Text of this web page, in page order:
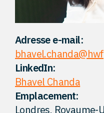
Adresse e-mail:
LinkedIn:
Bhavel Chanda
Emplacement:
Londres, Royaume-